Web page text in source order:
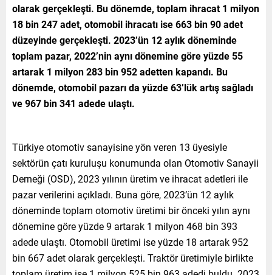
olarak gerçekleşti. Bu dönemde, toplam ihracat 1 milyon
18 bin 247 adet, otomobil ihracatı ise 663 bin 90 adet
düzeyinde gerçekleşti. 2023’ün 12 aylık döneminde
toplam pazar, 2022’nin aynı dönemine göre yüzde 55
artarak 1 milyon 283 bin 952 adetten kapandı. Bu
dönemde, otomobil pazarı da yüzde 63’lük artış sağladı
ve 967 bin 341 adede ulaştı.
Türkiye otomotiv sanayisine yön veren 13 üyesiyle
sektörün çatı kuruluşu konumunda olan Otomotiv Sanayii
Derneği (OSD), 2023 yılının üretim ve ihracat adetleri ile
pazar verilerini açıkladı. Buna göre, 2023’ün 12 aylık
döneminde toplam otomotiv üretimi bir önceki yılın aynı
dönemine göre yüzde 9 artarak 1 milyon 468 bin 393
adede ulaştı. Otomobil üretimi ise yüzde 18 artarak 952
bin 667 adet olarak gerçekleşti. Traktör üretimiyle birlikte